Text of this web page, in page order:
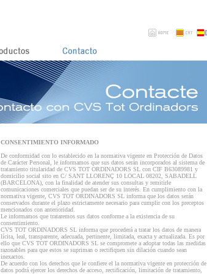
CONSENTIMIENTO INFORMADO
De conformidad con lo establecido en la normativa vigente en Protección de Datos
de Carácter Personal, le informamos que sus datos serán incorporados al sistema de
tratamiento titularidad de CVS TOT ORDINADORS SL con CIF B63089981 y
domicilio social sito en C/ SANT LLORENÇ 10 LOCAL 08202, SABADELL
(BARCELONA), con la finalidad de atender sus consultas y remitirle
comunicaciones comerciales que puedan ser de su interés. En cumplimiento con la
normativa vigente, CVS TOT ORDINADORS SL informa que los datos serán
conservados durante el plazo estrictamente necesario para cumplir con los preceptos
mencionados con anterioridad.
Le informamos que trataremos sus datos conforme a la existencia de su
consentimiento.
CVS TOT ORDINADORS SL informa que procederá a tratar los datos de manera
lícita, leal, transparente, adecuada, pertinente, limitada, exacta y actualizada. Es por
ello que CVS TOT ORDINADORS SL se compromete a adoptar todas las medidas
razonables para que estos se supriman o rectifiquen sin dilación cuando sean
inexactos.
De acuerdo con los derechos que le confiere el la normativa vigente en protección de
datos podrá ejercer los derechos de acceso, rectificación, limitación de tratamiento,